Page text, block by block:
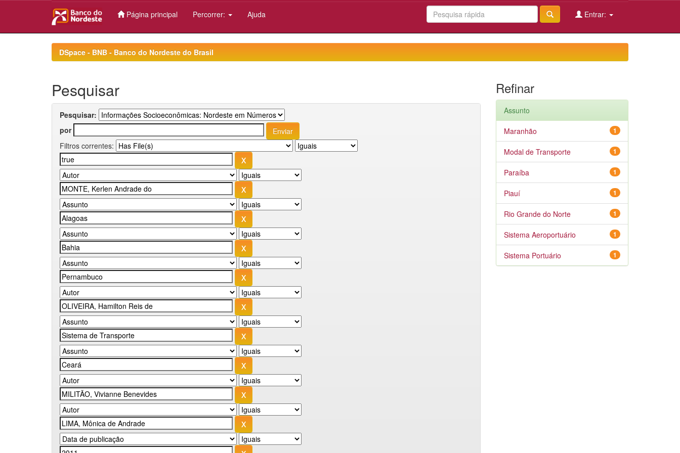
Página principal Percorrer: Ajuda Entrar:
DSpace - BNB - Banco do Nordeste do Brasil
Pesquisar
Pesquisar:
por
Filtros correntes:
Refinar
Assunto
1
Maranhão
1
Modal de Transporte
1
Paraíba
1
Piauí
1
Rio Grande do Norte
1
Sistema Aeroportuário
1
Sistema Portuário